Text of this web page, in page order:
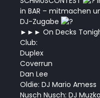
in BAR – mitmachen
DJ-Zugabe
►►► On Decks
Club:
Duplex
Coverrun
Dan Lee
Oldie: DJ Mario Amess
Nusch Nusch: DJ Muzka